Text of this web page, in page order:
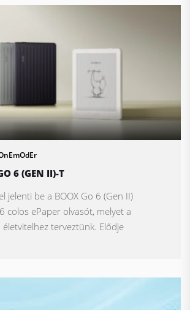
6 (GEN II)-T
jelenti be a BOOX Go 6 (Gen II)
colos ePaper olvasót, melyet a
terveztünk. Elődje